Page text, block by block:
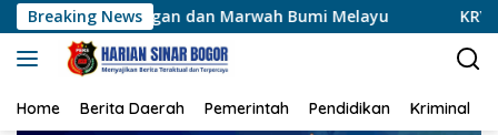
Langsung
ke
konten
Breaking News
dan Marwah Bumi Melayu KRYD Polres Kuansing
Home Berita Daerah Pemerintah Pendidikan Kriminal